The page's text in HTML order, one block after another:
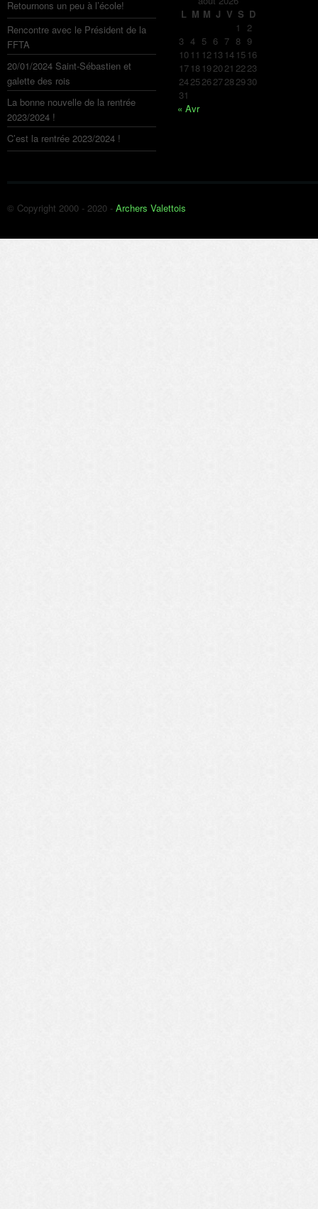
Retournons un peu à l’école!
Rencontre avec le Président de la
FFTA
20/01/2024 Saint-Sébastien et
galette des rois
La bonne nouvelle de la rentrée
2023/2024 !
C’est la rentrée 2023/2024 !
L M M J V S D
1 2
3 4 5 6 7 8 9
10 11 12 13 14 15 16
17 18 192021 2223
24252627282930
31
« Avr
© Copyright 2000 - 2020 - Archers Valettois